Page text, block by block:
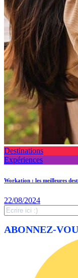
Destinations
Expériences
Workation : les meilleures
22/08/2024
Search
for:
ABONNEZ-